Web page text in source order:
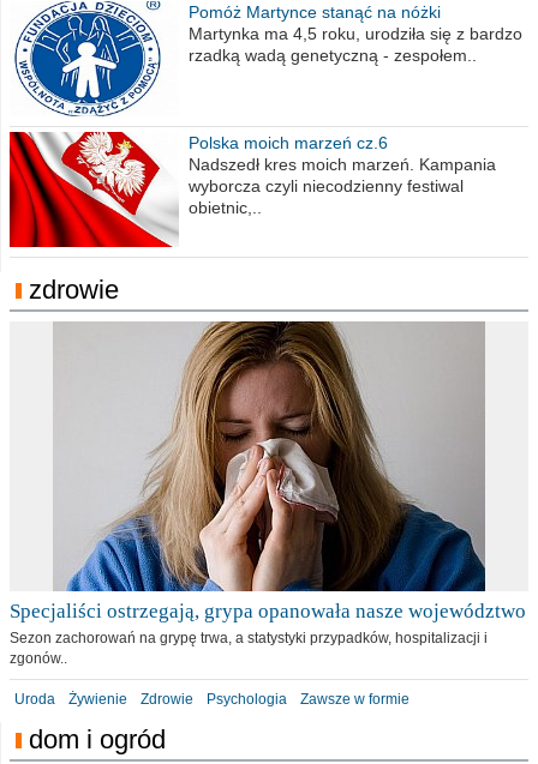
Pomóż Martynce stanąć na nóżki
Martynka ma 4,5 roku, urodziła się z bardzo
rzadką wadą genetyczną - zespołem..
Polska moich marzeń cz.6
Nadszedł kres moich marzeń. Kampania
wyborcza czyli niecodzienny festiwal
obietnic,..
zdrowie
Specjaliści ostrzegają, grypa opanowała nasze województwo
Sezon zachorowań na grypę trwa, a statystyki przypadków, hospitalizacji i
zgonów..
Uroda Żywienie Zdrowie Psychologia Zawsze w formie
dom i ogród